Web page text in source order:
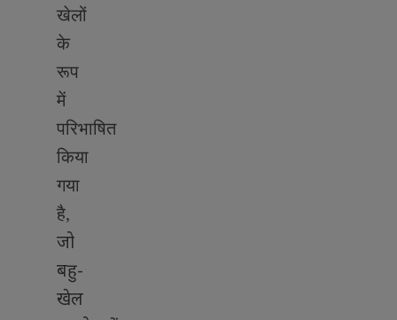
खेलों
के
रूप
में
परिभाषित
किया
गया
है,
जो
बहु-
खेल